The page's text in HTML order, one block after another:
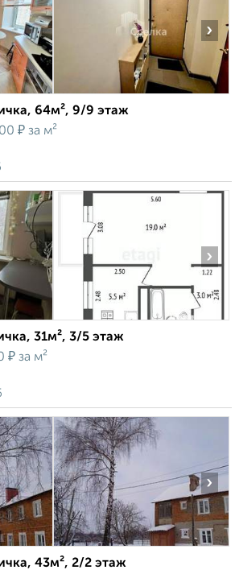
›
64м², 9/9 этаж
₽ за м²
›
31м², 3/5 этаж
₽ за м²
›
43м², 2/2 этаж